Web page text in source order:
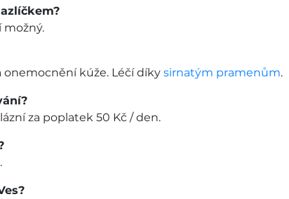
možný.
onemocnění kúže. Léčí díky sirnatým pramenům.
za poplatek 50 Kč / den.